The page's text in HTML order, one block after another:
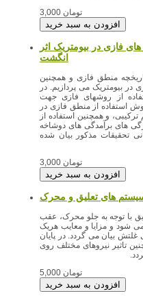
3,000 تومان
فازی در بیومتریک اثر
انگشت
منطق فازی و همچنین
بیومتریک می پردازیم. در
از روشهای فازی جهت
استفاده از منطق فازی در
و همچنین استفاده از
های برآمدگی های دوشاخه
تحقیقات مذکور بیان شده
3,000 تومان
سیستم های تعلیق و محرک
با توجه به جلو محرک، عقب
شود و مزایا و معایب هریک
بیان می گردد. در پایان
تاثیر نیروهای مختلف روی
5,000 تومان